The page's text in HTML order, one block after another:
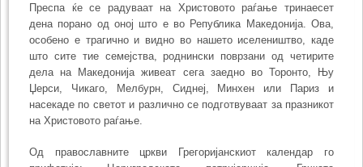
Преспа ќе се радуваат на Христовото раѓање тринаесет
дена порано од оној што е во Република Македонија. Ова,
особено е трагично и видно во нашето иселеништво, каде
што сите тие семејства, роднински поврзани од четирите
дела на Македонија живеат сега заедно во Торонто, Њу
Џерси, Чикаго, Мелбурн, Сиднеј, Минхен или Париз и
насекаде по светот и различно се подготвуваат за празникот
на Христовото раѓање.
Од православните цркви Грегоријанскиот календар го